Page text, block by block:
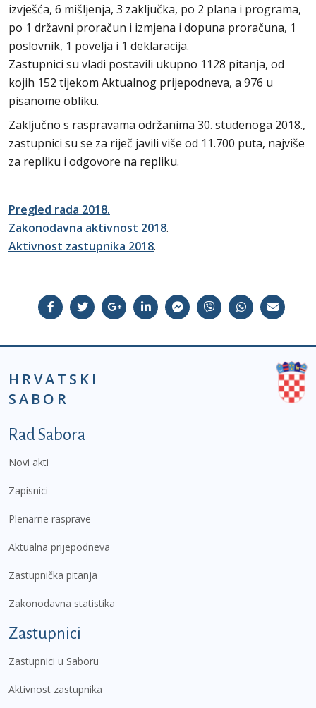
izvješća, 6 mišljenja, 3 zaključka, po 2 plana i programa,
po 1 državni proračun i izmjena i dopuna proračuna, 1
poslovnik, 1 povelja i 1 deklaracija.
Zastupnici su vladi postavili ukupno 1128 pitanja, od
kojih 152 tijekom Aktualnog prijepodneva, a 976 u
pisanome obliku.
Zaključno s raspravama održanima 30. studenoga 2018.,
zastupnici su se za riječ javili više od 11.700 puta, najviše
za repliku i odgovore na repliku.
Pregled rada 2018.
Zakonodavna aktivnost 2018.
Aktivnost zastupnika 2018.
HRVATSKI
SABOR
Podnožje prvi izbornik
Rad Sabora
Novi akti
Zapisnici
Plenarne rasprave
Aktualna prijepodneva
Zastupnička pitanja
Zakonodavna statistika
Zastupnici
Zastupnici u Saboru
Aktivnost zastupnika